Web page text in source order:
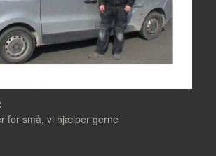
for små, vi hjælper gerne